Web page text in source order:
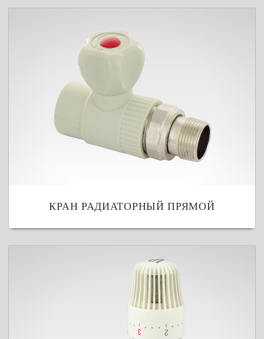
КРАН РАДИАТОРНЫЙ ПРЯМОЙ